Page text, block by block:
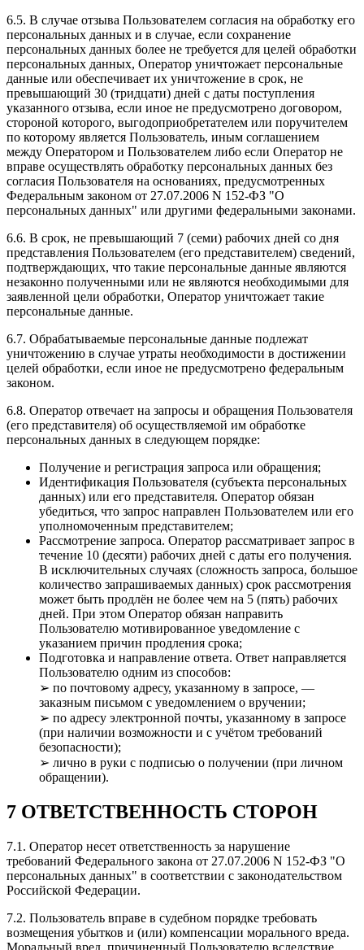
6.5. В случае отзыва Пользователем согласия на обработку его
персональных данных и в случае, если сохранение
персональных данных более не требуется для целей обработки
персональных данных, Оператор уничтожает персональные
данные или обеспечивает их уничтожение в срок, не
превышающий 30 (тридцати) дней с даты поступления
указанного отзыва, если иное не предусмотрено договором,
стороной которого, выгодоприобретателем или поручителем
по которому является Пользователь, иным соглашением
между Оператором и Пользователем либо если Оператор не
вправе осуществлять обработку персональных данных без
согласия Пользователя на основаниях, предусмотренных
Федеральным законом от 27.07.2006 N 152-ФЗ "О
персональных данных" или другими федеральными законами.
6.6. В срок, не превышающий 7 (семи) рабочих дней со дня
представления Пользователем (его представителем) сведений,
подтверждающих, что такие персональные данные являются
незаконно полученными или не являются необходимыми для
заявленной цели обработки, Оператор уничтожает такие
персональные данные.
6.7. Обрабатываемые персональные данные подлежат
уничтожению в случае утраты необходимости в достижении
целей обработки, если иное не предусмотрено федеральным
законом.
6.8. Оператор отвечает на запросы и обращения Пользователя
(его представителя) об осуществляемой им обработке
персональных данных в следующем порядке:
Получение и регистрация запроса или обращения;
Идентификация Пользователя (субъекта персональных
данных) или его представителя. Оператор обязан
убедиться, что запрос направлен Пользователем или его
уполномоченным представителем;
Рассмотрение запроса. Оператор рассматривает запрос в
течение 10 (десяти) рабочих дней с даты его получения.
В исключительных случаях (сложность запроса, большое
количество запрашиваемых данных) срок рассмотрения
может быть продлён не более чем на 5 (пять) рабочих
дней. При этом Оператор обязан направить
Пользователю мотивированное уведомление с
указанием причин продления срока;
Подготовка и направление ответа. Ответ направляется
Пользователю одним из способов:
➢ по почтовому адресу, указанному в запросе, —
заказным письмом с уведомлением о вручении;
➢ по адресу электронной почты, указанному в запросе
(при наличии возможности и с учётом требований
безопасности);
➢ лично в руки с подписью о получении (при личном
обращении).
7 ОТВЕТСТВЕННОСТЬ СТОРОН
7.1. Оператор несет ответственность за нарушение
требований Федерального закона от 27.07.2006 N 152-ФЗ "О
персональных данных" в соответствии с законодательством
Российской Федерации.
7.2. Пользователь вправе в судебном порядке требовать
возмещения убытков и (или) компенсации морального вреда.
Моральный вред, причиненный Пользователю вследствие